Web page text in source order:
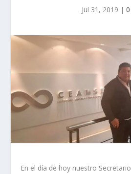
Jul 31, 2019 | 0
En el día de hoy nuestro Secretario